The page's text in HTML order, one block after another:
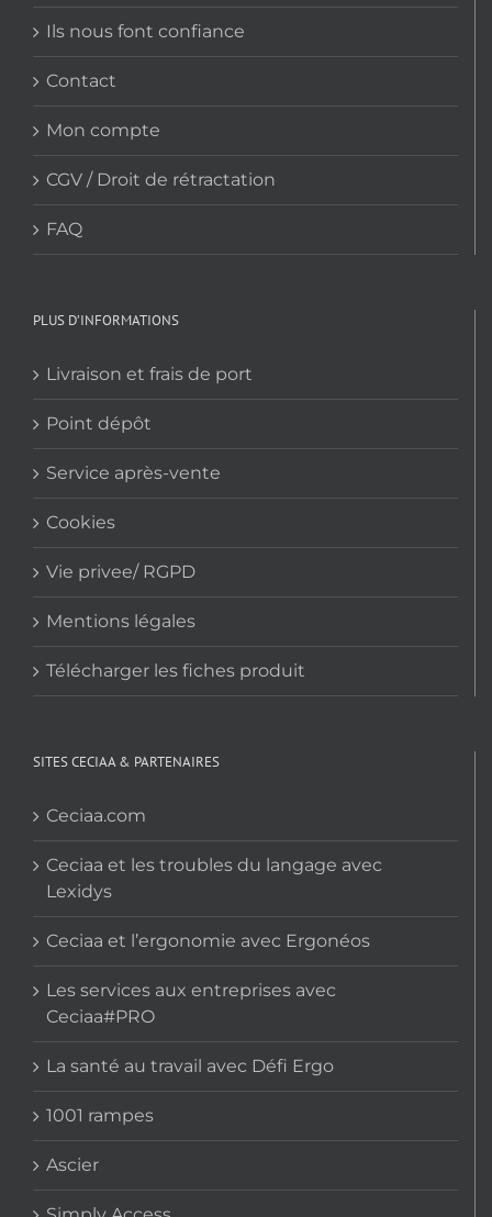
Ils nous font confiance
Contact
Mon compte
CGV / Droit de rétractation
FAQ
PLUS D’INFORMATIONS
Livraison et frais de port
Point dépôt
Service après-vente
Cookies
Vie privee/ RGPD
Mentions légales
Télécharger les fiches produit
SITES CECIAA & PARTENAIRES
Ceciaa.com
Ceciaa et les troubles du langage avec
Lexidys
Ceciaa et l’ergonomie avec Ergonéos
Les services aux entreprises avec
Ceciaa#PRO
La santé au travail avec Défi Ergo
1001 rampes
Ascier